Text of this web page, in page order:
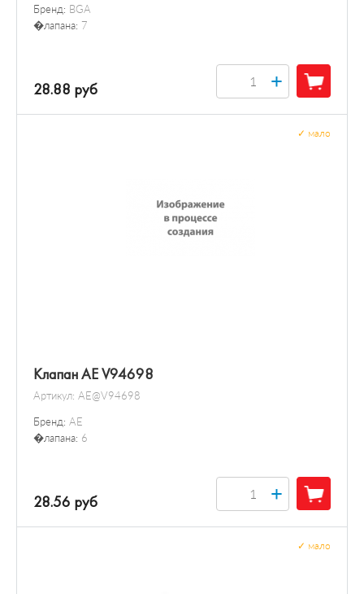
Бренд: BGA
�лапана: 7
28.88 руб +
Клапан AE V94698
Артикул: AE@V94698
Бренд: AE
�лапана: 6
мало
28.56 руб +
мало